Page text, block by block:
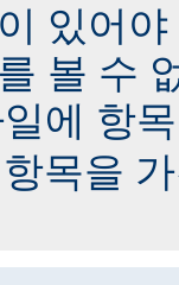
있어
볼 수
에 항
목을